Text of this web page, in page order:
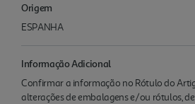
Origem
ESPANHA
Informação Adicional
Confirmar a informação no Rótulo do
alterações de embalagens e/ou rótulos,